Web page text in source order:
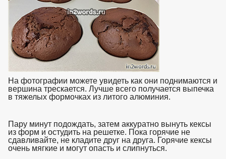
На фотографии можете увидеть как они поднимаются и
вершина трескается. Лучше всего получается выпечка
в тяжелых формочках из литого алюминия.
Пару минут подождать, затем аккуратно вынуть кексы
из форм и остудить на решетке. Пока горячие не
сдавливайте, не кладите друг на друга. Горячие кексы
очень мягкие и могут опасть и слипнуться.